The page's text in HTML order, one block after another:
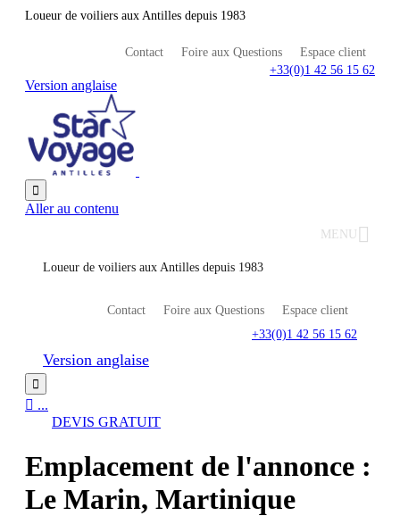
Loueur de voiliers aux Antilles depuis 1983
Contact Foire aux Questions
Espace client
+33(0)1 42 56 15 62
Version anglaise

Aller au contenu
MENU
Loueur de voiliers aux Antilles depuis 1983
Contact Foire aux Questions
Espace client
+33(0)1 42 56 15 62
Version anglaise

 ...
DEVIS GRATUIT
Emplacement de l'annonce :
Le Marin, Martinique